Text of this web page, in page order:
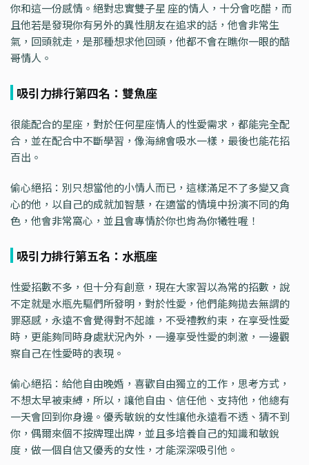
你和這一份感情。絕對忠實雙子星 座的情人，十分會吃醋，而
且他若是發現你有另外的異性朋友在追求的話，他會非常生
氣，回頭就走，是那種想求他回頭，他都不會在瞧你一眼的酷
哥情人。
吸引力排行第四名：雙魚座
很能配合的星座，對於任何星座情人的性愛需求，都能完全配
合，並在配合中不斷學習，像海綿會吸水一樣，最後也能花招
百出。
偷心絕招：別只想當他的小情人而已，這樣滿足不了多變又貪
心的他，以自己的成就加智慧，在適當的情境中扮演不同的角
色，他會非常窩心，並且會專情於你也肯為你犧牲喔！
吸引力排行第五名：水瓶座
性愛招數不多，但十分有創意，現在大家習以為常的招數，說
不定就是水瓶先驅們所發明，對於性愛，他們能夠拋去無謂的
罪惡感，永遠不會覺得對不起誰，不受禮教約束，在享受性愛
時，更能夠同時身處狀況內外，一邊享受性愛的刺激，一邊觀
察自己在性愛時的表現。
偷心絕招：給他自由晚婚，喜歡自由獨立的工作，思考方式，
不想太早被束縛，所以，讓他自由、信任他、支持他，他總有
一天會回到你身邊。優秀敏銳的女性讓他永遠看不透、猜不到
你，偶爾來個不按牌理出牌，並且多培養自己的知識和敏銳
度，做一個自信又優秀的女性，才能深深吸引他。